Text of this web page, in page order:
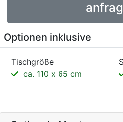
Optionen inklusive
Tischgröße
ca. 110 x 65 cm